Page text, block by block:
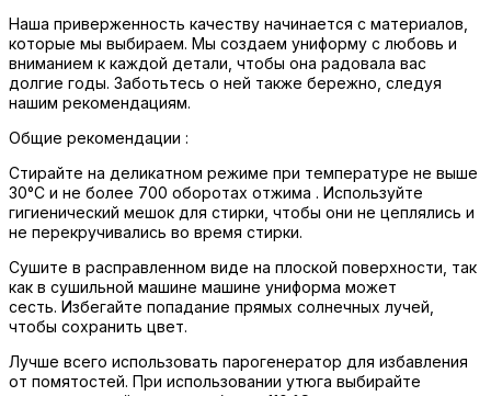
Наша приверженность качеству начинается с материалов,
которые мы выбираем. Мы создаем униформу с любовь и
вниманием к каждой детали, чтобы она радовала вас
долгие годы. Заботьтесь о ней также бережно, следуя
нашим рекомендациям.
Общие рекомендации :
Стирайте на деликатном режиме при температуре не выше
30°C и не более 700 оборотах отжима . Используйте
гигиенический мешок для стирки, чтобы они не цеплялись и
не перекручивались во время стирки.
Сушите в расправленном виде на плоской поверхности, так
как в сушильной машине машине униформа может
сесть. Избегайте попадание прямых солнечных лучей,
чтобы сохранить цвет.
Лучше всего использовать парогенератор для избавления
от помятостей. При использовании утюга выбирайте